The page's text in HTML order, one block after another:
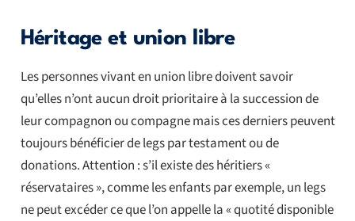
Héritage et union libre
Les personnes vivant en union libre doivent savoir
qu’elles n’ont aucun droit prioritaire à la succession de
leur compagnon ou compagne mais ces derniers peuvent
toujours bénéficier de legs par testament ou de
donations. Attention : s’il existe des héritiers «
réservataires », comme les enfants par exemple, un legs
ne peut excéder ce que l’on appelle la « quotité disponible